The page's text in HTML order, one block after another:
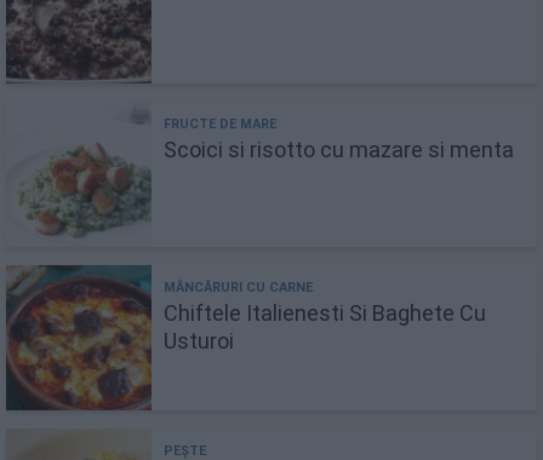
Scoici si risotto cu mazare si menta
Chiftele Italienesti Si Baghete Cu
Usturoi